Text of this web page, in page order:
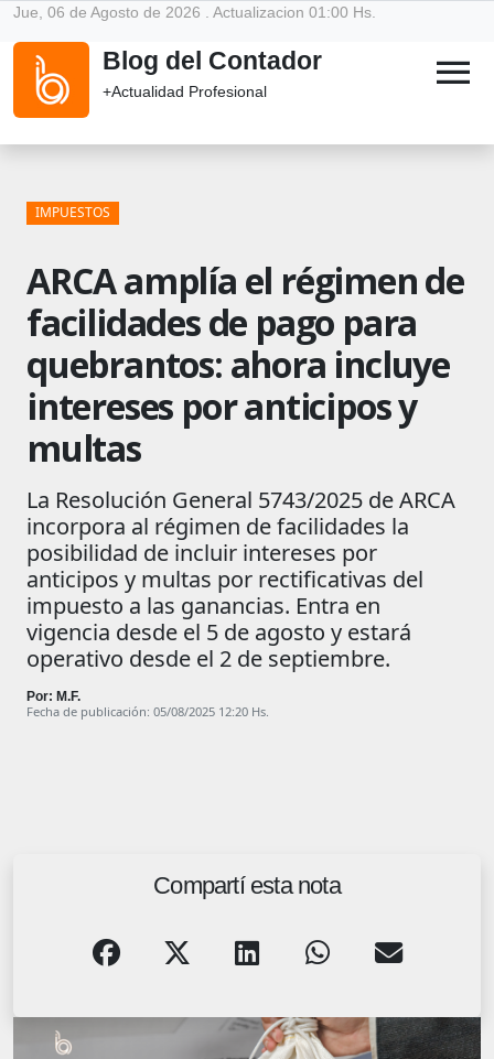
Jue, 06 de Agosto de 2026 . Actualizacion 01:00 Hs.
Blog del Contador
+Actualidad Profesional menu
IMPUESTOS
ARCA amplía el régimen de
facilidades de pago para
quebrantos: ahora incluye
intereses por anticipos y
multas
La Resolución General 5743/2025 de ARCA
incorpora al régimen de facilidades la
posibilidad de incluir intereses por
anticipos y multas por rectificativas del
impuesto a las ganancias. Entra en
vigencia desde el 5 de agosto y estará
operativo desde el 2 de septiembre.
Por: M.F.
Fecha de publicación: 05/08/2025 12:20 Hs.
Compartí esta nota